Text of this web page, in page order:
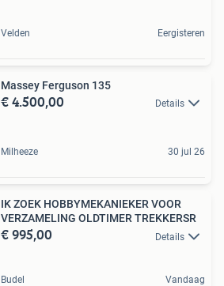
Velden Eergisteren
Massey Ferguson 135
€ 4.500,00 Details
Milheeze 30 jul 26
IK ZOEK HOBBYMEKANIEKER VOOR
VERZAMELING OLDTIMER TREKKERSR
€ 995,00 Details
Budel Vandaag